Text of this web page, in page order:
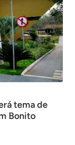
tema de
Bonito